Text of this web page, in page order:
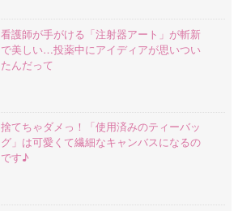
看護師が手がける「注射器アート」が斬新
で美しい…投薬中にアイディアが思いつい
たんだって
捨てちゃダメっ！「使用済みのティーバッ
グ」は可愛くて繊細なキャンバスになるの
です♪